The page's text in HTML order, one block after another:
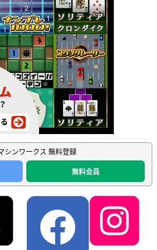
シンワークス 無料登録
無料会員